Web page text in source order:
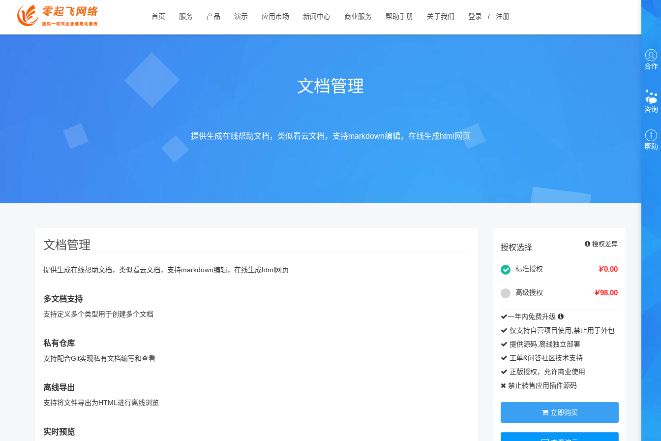
首页 服务 产品 演示 应用市场 新闻中心 商业服务 帮助手册 关于我们 登录 / 注册
合作
咨询
帮助
文档管理
提供生成在线帮助文档，类似看云文档，支持markdown编辑，在线生成html网页
文档管理
提供生成在线帮助文档，类似看云文档，支持markdown编辑，在线生成html网页
多文档支持
支持定义多个类型用于创建多个文档
私有仓库
支持配合Git实现私有文档编写和查看
离线导出
支持将文件导出为HTML进行离线浏览
实时预览
授权选择 授权差异
标准授权 ￥0.00
高级授权 ￥98.00
一年内免费升级
仅支持自营项目使用,禁止用于外包
提供源码,离线独立部署
工单&问答社区技术支持
正版授权，允许商业使用
禁止转售应用插件源码
立即购买